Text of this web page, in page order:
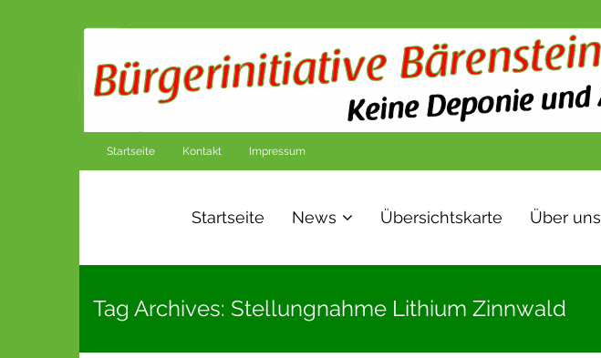
Startseite Kontakt Impressum
Startseite News Übersichtskarte Über uns
Tag Archives: Stellungnahme Lithium Zinnwald